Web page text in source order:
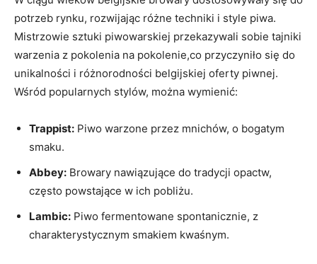
potrzeb rynku, rozwijając różne ‍techniki i style piwa.
Mistrzowie sztuki piwowarskiej ⁤przekazywali sobie tajniki
warzenia z pokolenia na pokolenie,co przyczyniło ⁤się ‌do
unikalności i ⁤różnorodności belgijskiej oferty piwnej.
Wśród popularnych stylów, można wymienić:
Trappist: Piwo warzone przez mnichów, o bogatym
smaku.
Abbey: ⁢Browary​ nawiązujące​ do ‍tradycji​ opactw,
często powstające w ich pobliżu.
Lambic: ⁤Piwo ⁢fermentowane⁢ spontanicznie, z
‌charakterystycznym smakiem kwaśnym.